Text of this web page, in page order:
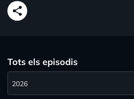
share
Tots els episodis